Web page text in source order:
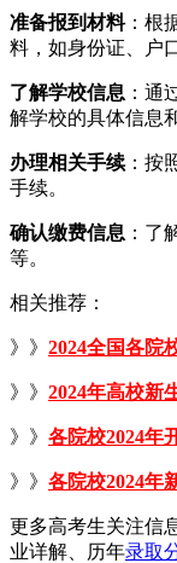
准备报到材料：根
料，如身份证、户
了解学校信息 ：通
解学校的具体信息
办理相关手续：按
手续。
确认缴费信息 ：了
等。
相关推荐：
》》 2024全国各院
》》 2024年高校新
》》 各院校2024年
》》 各院校2024年
更多高考生关注信
业详解、历年录取